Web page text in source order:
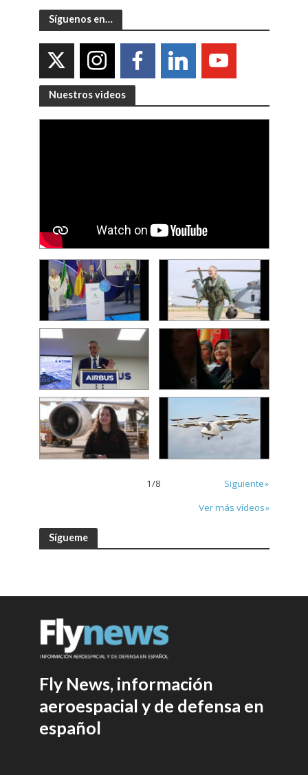
Síguenos en…
Nuestros videos
1/8
Siguiente»
Ver más vídeos»
Sígueme
Fly News, información
aeroespacial y de defensa en
español